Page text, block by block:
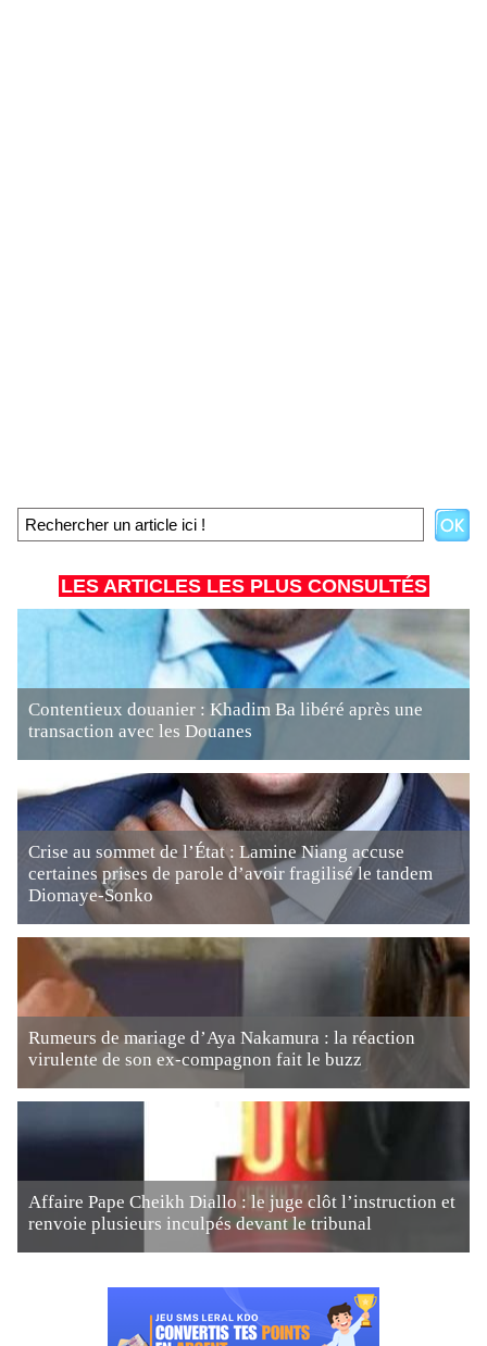
LES ARTICLES LES PLUS CONSULTÉS
Contentieux douanier : Khadim Ba libéré après une
transaction avec les Douanes
Crise au sommet de l’État : Lamine Niang accuse
certaines prises de parole d’avoir fragilisé le tandem
Diomaye-Sonko
Rumeurs de mariage d’Aya Nakamura : la réaction
virulente de son ex-compagnon fait le buzz
Affaire Pape Cheikh Diallo : le juge clôt l’instruction et
renvoie plusieurs inculpés devant le tribunal